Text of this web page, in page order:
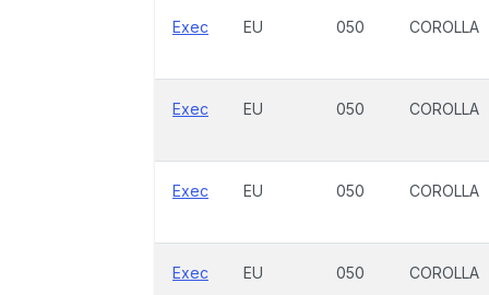
Exec EU 050 COROLLA
Exec EU 050 COROLLA
Exec EU 050 COROLLA
Exec EU 050 COROLLA